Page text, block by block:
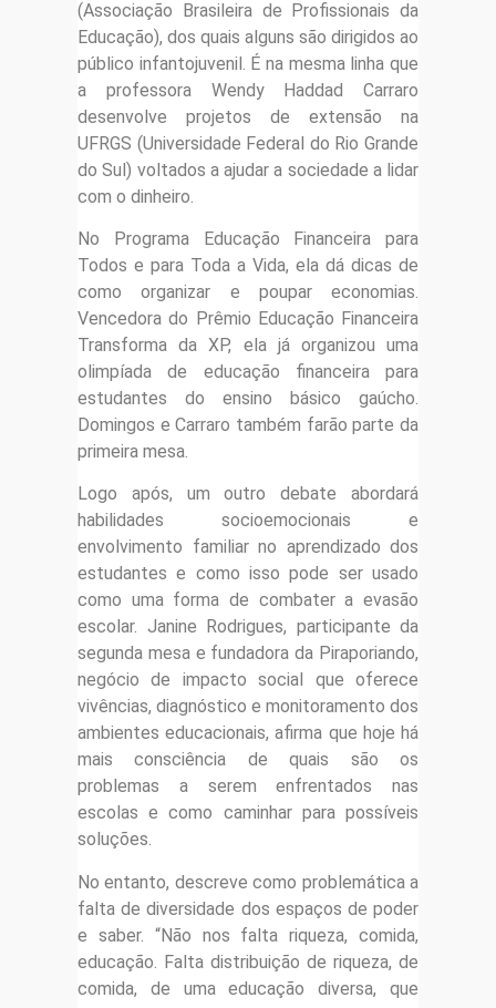
(Associação Brasileira de Profissionais da
Educação), dos quais alguns são dirigidos ao
público infantojuvenil. É na mesma linha que
a professora Wendy Haddad Carraro
desenvolve projetos de extensão na
UFRGS (Universidade Federal do Rio Grande
do Sul) voltados a ajudar a sociedade a lidar
com o dinheiro.
No Programa Educação Financeira para
Todos e para Toda a Vida, ela dá dicas de
como organizar e poupar economias.
Vencedora do Prêmio Educação Financeira
Transforma da XP, ela já organizou uma
olimpíada de educação financeira para
estudantes do ensino básico gaúcho.
Domingos e Carraro também farão parte da
primeira mesa.
Logo após, um outro debate abordará
habilidades socioemocionais e
envolvimento familiar no aprendizado dos
estudantes e como isso pode ser usado
como uma forma de combater a evasão
escolar. Janine Rodrigues, participante da
segunda mesa e fundadora da Piraporiando,
negócio de impacto social que oferece
vivências, diagnóstico e monitoramento dos
ambientes educacionais, afirma que hoje há
mais consciência de quais são os
problemas a serem enfrentados nas
escolas e como caminhar para possíveis
soluções.
No entanto, descreve como problemática a
falta de diversidade dos espaços de poder
e saber. “Não nos falta riqueza, comida,
educação. Falta distribuição de riqueza, de
comida, de uma educação diversa, que